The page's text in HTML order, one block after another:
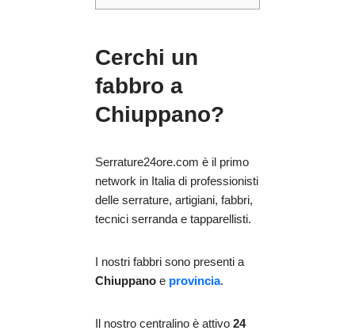
Cerchi un
fabbro a
Chiuppano?
Serrature24ore.com è il primo
network in Italia di professionisti
delle serrature, artigiani, fabbri,
tecnici serranda e tapparellisti.
I nostri fabbri sono presenti a
Chiuppano e provincia.
Il nostro centralino è attivo 24